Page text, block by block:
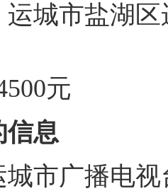
运城市盐湖
元
信息
城市广播电